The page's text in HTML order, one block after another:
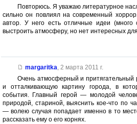
Повторюсь. Я уважаю литературное
сильно он повлиял на современный
автор. У него есть отличные идеи (много
выстроить атмосферу, но нет интересных
margaritka, 2 марта 2011 г.
Очень атмосферный и притягательный
и отталкивающую картину города, в
события. Главный герой — молодой
природой, стариной, выяснить кое-что по
— волею случая попадает именно в то
рассказать ему о его корнях.